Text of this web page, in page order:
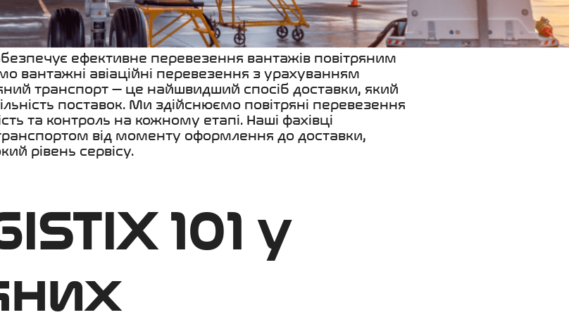
ефективне перевезення вантажів повітряним
вантажні авіаційні перевезення з урахуванням
транспорт — це найшвидший спосіб доставки, який
поставок. Ми здійснюємо повітряні перевезення
та контроль на кожному етапі. Наші фахівці
від моменту оформлення до доставки,
рівень сервісу.
101 у